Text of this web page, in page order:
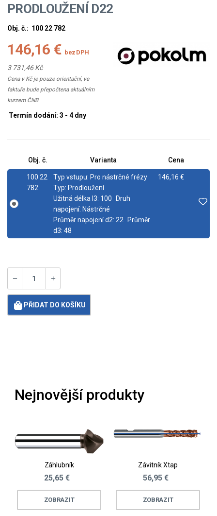
PRODLOUŽENÍ D22
Obj. č.: 100 22 782
146,16 € bez DPH
3 731,46 Kč
Cena v Kč je pouze orientační, ve
faktuře bude přepočtena aktuálním
kurzem ČNB
Termín dodání: 3 - 4 dny
Obj. č. Varianta Cena
100 22
782
Typ vstupu: Pro nástrčné frézy
Typ: Prodloužení
Užitná délka l3: 100
Druh
napojení: Nástrčné
Průměr napojení d2: 22
Průměr
d3: 48
146,16 €
PŘIDAT DO KOŠÍKU
Nejnovější produkty
Záhlubník
25,65 €
ZOBRAZIT
Závitník Xtap
56,95 €
ZOBRAZIT